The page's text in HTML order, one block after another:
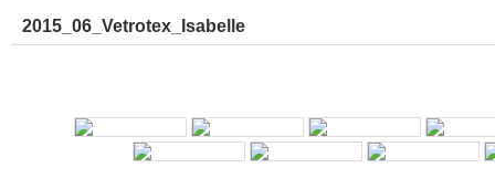
2015_06_Vetrotex_Isabelle